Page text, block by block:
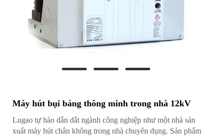
Máy hút bụi bảng thông minh trong nhà 12kV
Lugao tự hào dẫn dắt ngành công nghiệp như một nhà sản
xuất máy hút chân không trong nhà chuyên dụng. Sản phẩm